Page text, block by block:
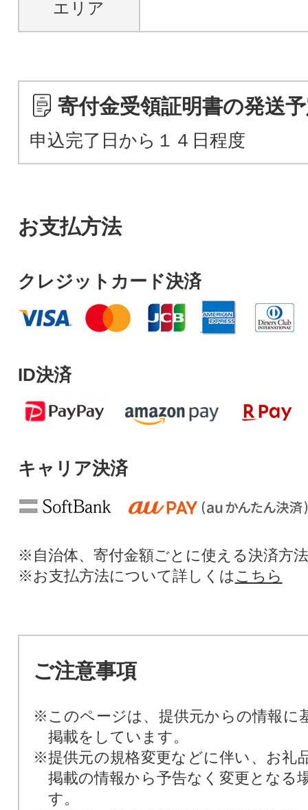
エリア
寄付金受領証明書の発送
申込完了日から１４日程度
お支払方法
クレジットカード決済
ID決済
キャリア決済
※自治体、寄付金額ごとに使える決済方
※お支払方法について詳しくは こちら
ご注意事項
※このページは、提供元からの情報に
掲載をしています。
※提供元の規格変更などに伴い、お礼
掲載の情報から予告なく変更となる
す。